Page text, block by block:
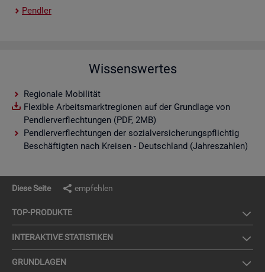
Pend­ler
Wissenswertes
Regionale Mobilität
Flexible Arbeitsmarktregionen auf der Grundlage von
Pendlerverflechtungen (PDF, 2MB)
Pendlerverflechtungen der sozialversicherungspflichtig
Beschäftigten nach Kreisen - Deutschland (Jahreszahlen)
Diese Seite empfehlen
TOP-PRO­DUK­TE
IN­TER­AK­TI­VE STA­TIS­TI­KEN
GRUND­LA­GEN